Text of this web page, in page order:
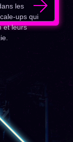
les
ups qui
et leurs